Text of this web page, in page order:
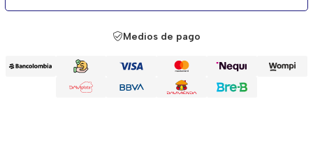
Medios de pago